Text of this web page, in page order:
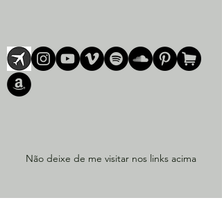
Não deixe de me visitar nos links acima